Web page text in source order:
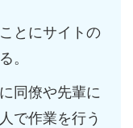
とにサイトの
。
同僚や先輩に
で作業を行う